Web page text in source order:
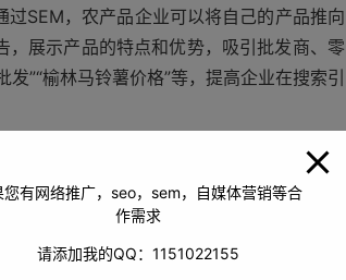
SEM，农产品企业可以将自己的产品推向
展示产品的特点和优势，吸引批发商、零
”“榆林马铃薯价格”等，提高企业在搜索引
需要选择合适的关键词。关键词的选择要
品和服务特点。企业需要不断优化广告内
注意语言表达的准确性和规范性。企业还
您有网络推广，seo，sem，自媒体营销等合
作需求
请添加我的QQ：1151022155